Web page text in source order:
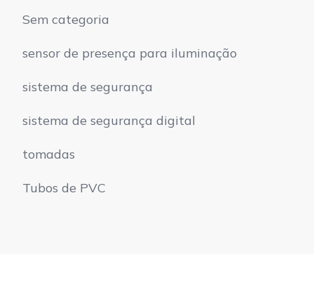
Sem categoria
sensor de presença para iluminação
sistema de segurança
sistema de segurança digital
tomadas
Tubos de PVC